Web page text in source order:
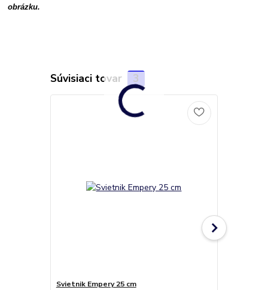
obrázku.
Súvisiaci tovar 3
Svietnik Empery 25 cm